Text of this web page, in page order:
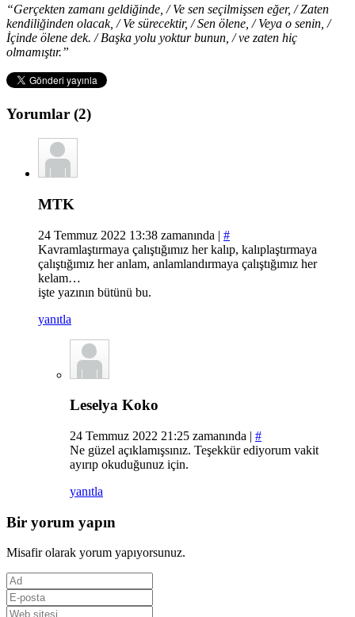
“Gerçekten zamanı geldiğinde, / Ve sen seçilmişsen eğer, / Zaten
kendiliğinden olacak, / Ve sürecektir, / Sen ölene, / Veya o senin, /
İçinde ölene dek. / Başka yolu yoktur bunun, / ve zaten hiç
olmamıştır.”
Yorumlar (2)
MTK
24 Temmuz 2022 13:38 zamanında | #
Kavramlaştırmaya çalıştığımız her kalıp, kalıplaştırmaya
çalıştığımız her anlam, anlamlandırmaya çalıştığımız her
kelam…
işte yazının bütünü bu.
yanıtla
Leselya Koko
24 Temmuz 2022 21:25 zamanında | #
Ne güzel açıklamışsınız. Teşekkür ediyorum vakit
ayırıp okuduğunuz için.
yanıtla
Bir yorum yapın
Misafir olarak yorum yapıyorsunuz.